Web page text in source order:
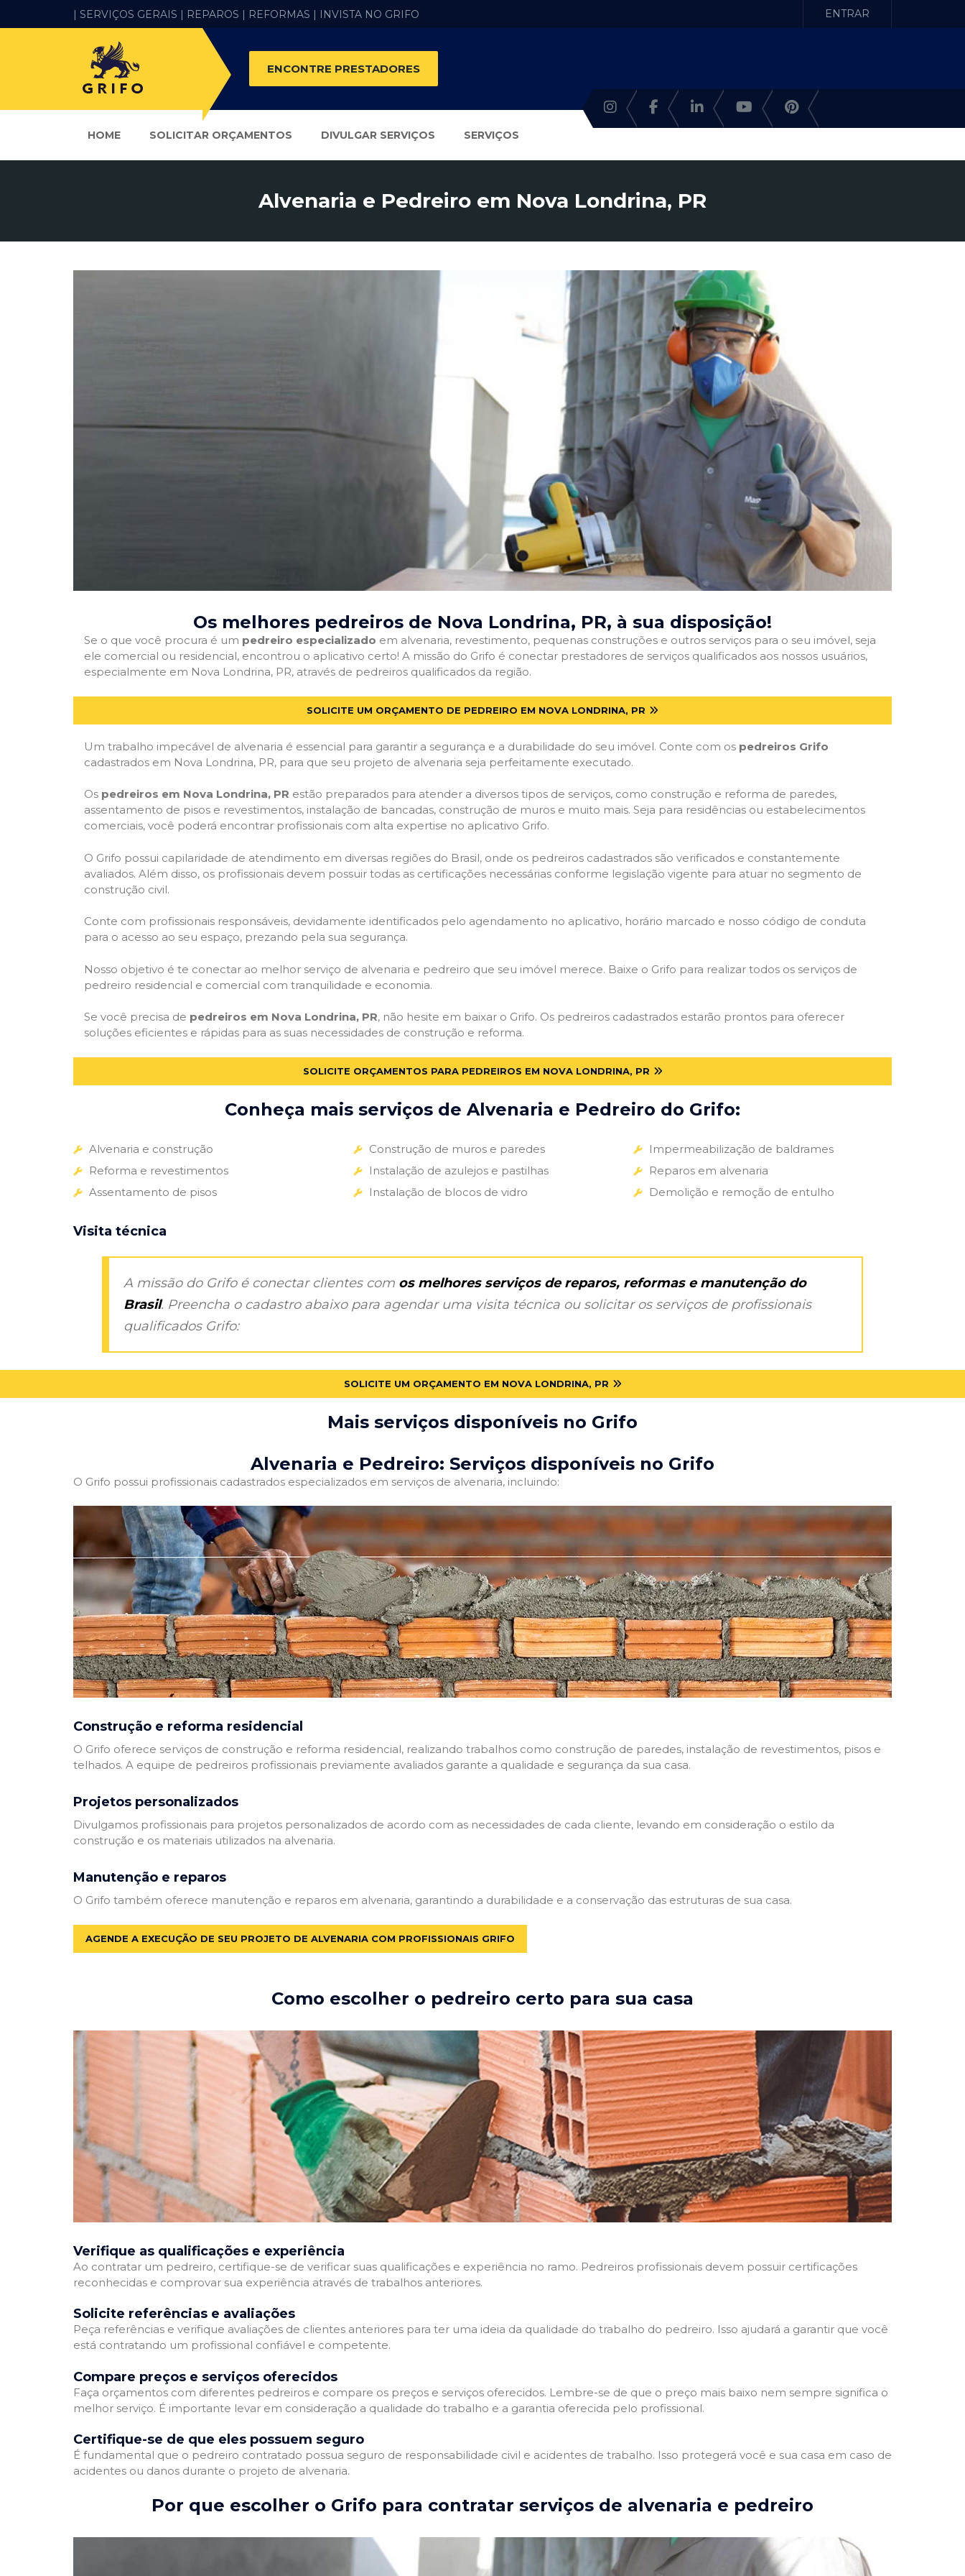
| SERVIÇOS GERAIS | REPAROS | REFORMAS | INVISTA NO GRIFO ENTRAR
ENCONTRE PRESTADORES
HOME SOLICITAR ORÇAMENTOS DIVULGAR SERVIÇOS SERVIÇOS
Alvenaria e Pedreiro em Nova Londrina, PR
Os melhores pedreiros de Nova Londrina, PR, à sua disposição!
Se o que você procura é um pedreiro especializado em alvenaria, revestimento, pequenas construções e outros serviços para o seu imóvel, seja
ele comercial ou residencial, encontrou o aplicativo certo! A missão do Grifo é conectar prestadores de serviços qualificados aos nossos usuários,
especialmente em Nova Londrina, PR, através de pedreiros qualificados da região.
SOLICITE UM ORÇAMENTO DE PEDREIRO EM NOVA LONDRINA, PR
Um trabalho impecável de alvenaria é essencial para garantir a segurança e a durabilidade do seu imóvel. Conte com os pedreiros Grifo
cadastrados em Nova Londrina, PR, para que seu projeto de alvenaria seja perfeitamente executado.
Os pedreiros em Nova Londrina, PR estão preparados para atender a diversos tipos de serviços, como construção e reforma de paredes,
assentamento de pisos e revestimentos, instalação de bancadas, construção de muros e muito mais. Seja para residências ou estabelecimentos
comerciais, você poderá encontrar profissionais com alta expertise no aplicativo Grifo.
O Grifo possui capilaridade de atendimento em diversas regiões do Brasil, onde os pedreiros cadastrados são verificados e constantemente
avaliados. Além disso, os profissionais devem possuir todas as certificações necessárias conforme legislação vigente para atuar no segmento de
construção civil.
Conte com profissionais responsáveis, devidamente identificados pelo agendamento no aplicativo, horário marcado e nosso código de conduta
para o acesso ao seu espaço, prezando pela sua segurança.
Nosso objetivo é te conectar ao melhor serviço de alvenaria e pedreiro que seu imóvel merece. Baixe o Grifo para realizar todos os serviços de
pedreiro residencial e comercial com tranquilidade e economia.
Se você precisa de pedreiros em Nova Londrina, PR, não hesite em baixar o Grifo. Os pedreiros cadastrados estarão prontos para oferecer
soluções eficientes e rápidas para as suas necessidades de construção e reforma.
SOLICITE ORÇAMENTOS PARA PEDREIROS EM NOVA LONDRINA, PR
Conheça mais serviços de Alvenaria e Pedreiro do Grifo:
Alvenaria e construção
Reforma e revestimentos
Assentamento de pisos
Construção de muros e paredes
Instalação de azulejos e pastilhas
Instalação de blocos de vidro
Impermeabilização de baldrames
Reparos em alvenaria
Demolição e remoção de entulho
Visita técnica
A missão do Grifo é conectar clientes com os melhores serviços de reparos, reformas e manutenção do
Brasil. Preencha o cadastro abaixo para agendar uma visita técnica ou solicitar os serviços de profissionais
qualificados Grifo:
SOLICITE UM ORÇAMENTO EM NOVA LONDRINA, PR
Mais serviços disponíveis no Grifo
Alvenaria e Pedreiro: Serviços disponíveis no Grifo
O Grifo possui profissionais cadastrados especializados em serviços de alvenaria, incluindo:
Construção e reforma residencial
O Grifo oferece serviços de construção e reforma residencial, realizando trabalhos como construção de paredes, instalação de revestimentos, pisos e
telhados. A equipe de pedreiros profissionais previamente avaliados garante a qualidade e segurança da sua casa.
Projetos personalizados
Divulgamos profissionais para projetos personalizados de acordo com as necessidades de cada cliente, levando em consideração o estilo da
construção e os materiais utilizados na alvenaria.
Manutenção e reparos
O Grifo também oferece manutenção e reparos em alvenaria, garantindo a durabilidade e a conservação das estruturas de sua casa.
AGENDE A EXECUÇÃO DE SEU PROJETO DE ALVENARIA COM PROFISSIONAIS GRIFO
Como escolher o pedreiro certo para sua casa
Verifique as qualificações e experiência
Ao contratar um pedreiro, certifique-se de verificar suas qualificações e experiência no ramo. Pedreiros profissionais devem possuir certificações
reconhecidas e comprovar sua experiência através de trabalhos anteriores.
Solicite referências e avaliações
Peça referências e verifique avaliações de clientes anteriores para ter uma ideia da qualidade do trabalho do pedreiro. Isso ajudará a garantir que você
está contratando um profissional confiável e competente.
Compare preços e serviços oferecidos
Faça orçamentos com diferentes pedreiros e compare os preços e serviços oferecidos. Lembre-se de que o preço mais baixo nem sempre significa o
melhor serviço. É importante levar em consideração a qualidade do trabalho e a garantia oferecida pelo profissional.
Certifique-se de que eles possuem seguro
É fundamental que o pedreiro contratado possua seguro de responsabilidade civil e acidentes de trabalho. Isso protegerá você e sua casa em caso de
acidentes ou danos durante o projeto de alvenaria.
Por que escolher o Grifo para contratar serviços de alvenaria e pedreiro